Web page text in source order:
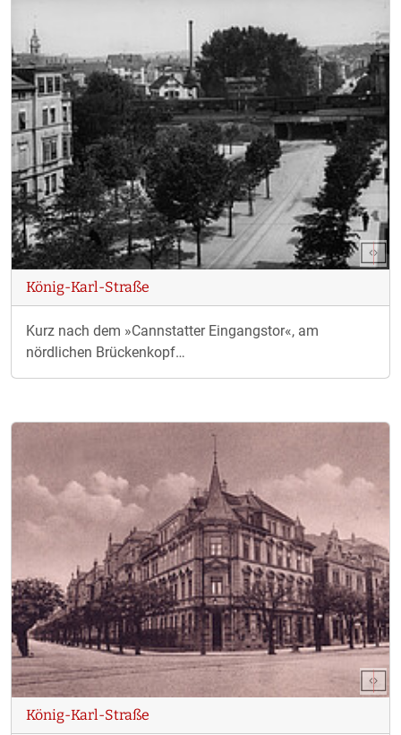
König-Karl-Straße
Kurz nach dem »Cannstatter Eingangstor«, am
nördlichen Brückenkopf…
König-Karl-Straße